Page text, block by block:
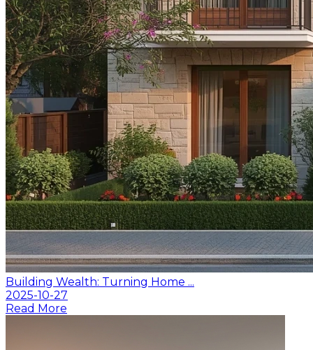
Building Wealth: Turning Home ...
2025-10-27
Read More